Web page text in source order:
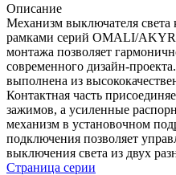
Описание
Механизм выключателя
рамками серий OMALI/
монтажа позволяет
современного дизайн-
выполнена из
Контактная часть
зажимов, а усиленные
механизм в установочном
подключения позволяет
выключения света из двух
Страница серии